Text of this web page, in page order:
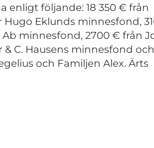
enligt följande: 18 350 € från
Eklunds minnesfond,
minnesfond, 2700 € från
C. Hausens minnesfond
och Familjen Alex. Ärts